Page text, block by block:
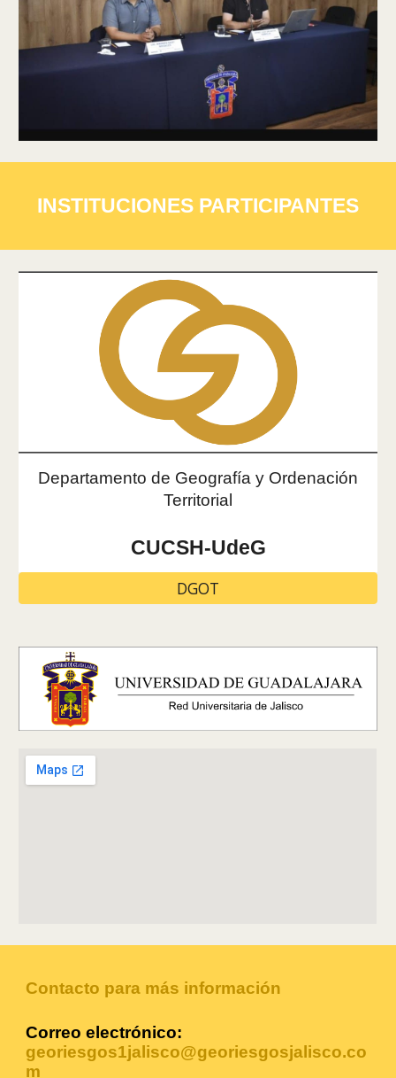
INSTITUCIONES PARTICIPANTES
Departamento de Geografía y Ordenación
Territorial
CUCSH-UdeG
DGOT
Contacto para más información
Correo electrónico:
georiesgos1jalisco@georiesgosjalisco.co
m